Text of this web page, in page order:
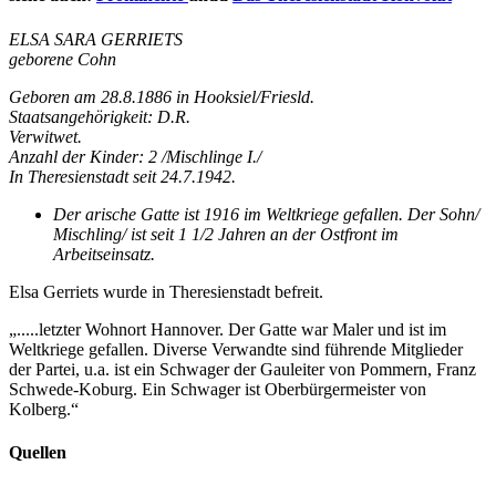
ELSA SARA GERRIETS
geborene Cohn
Geboren am 28.8.1886 in Hooksiel/Friesld.
Staatsangehörigkeit: D.R.
Verwitwet.
Anzahl der Kinder: 2 /Mischlinge I./
In Theresienstadt seit 24.7.1942.
Der arische Gatte ist 1916 im Weltkriege gefallen. Der Sohn/
Mischling/ ist seit 1 1/2 Jahren an der Ostfront im
Arbeitseinsatz.
Elsa Gerriets wurde in Theresienstadt befreit.
„.....letzter Wohnort Hannover. Der Gatte war Maler und ist im
Weltkriege gefallen. Diverse Verwandte sind führende Mitglieder
der Partei, u.a. ist ein Schwager der Gauleiter von Pommern, Franz
Schwede-Koburg. Ein Schwager ist Oberbürgermeister von
Kolberg.“
Quellen